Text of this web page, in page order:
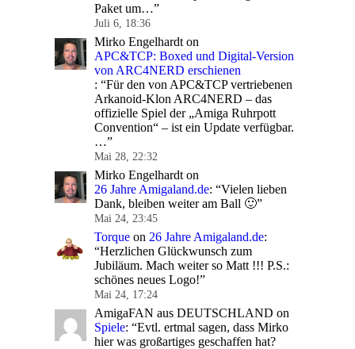
Paket um…”
Juli 6, 18:36
Mirko Engelhardton
APC&TCP: Boxed und Digital-Version
von ARC4NERD erschienen
: “Für den von APC&TCP vertriebenen
Arkanoid-Klon ARC4NERD – das
offizielle Spiel der „Amiga Ruhrpott
Convention“ – ist ein Update verfügbar.
…”
Mai 28, 22:32
Mirko Engelhardton
26 Jahre Amigaland.de: “Vielen lieben
Dank, bleiben weiter am Ball 🙂”
Mai 24, 23:45
Torque on 26 Jahre Amigaland.de:
“Herzlichen Glückwunsch zum
Jubiläum. Mach weiter so Matt !!! P.S.:
schönes neues Logo!”
Mai 24, 17:24
AmigaFAN aus DEUTSCHLAND on
Spiele: “Evtl. ertmal sagen, dass Mirko
hier was großartiges geschaffen hat?